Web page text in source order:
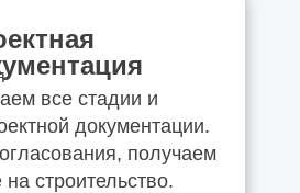
все стадии и
документации.
получаем
строительство.